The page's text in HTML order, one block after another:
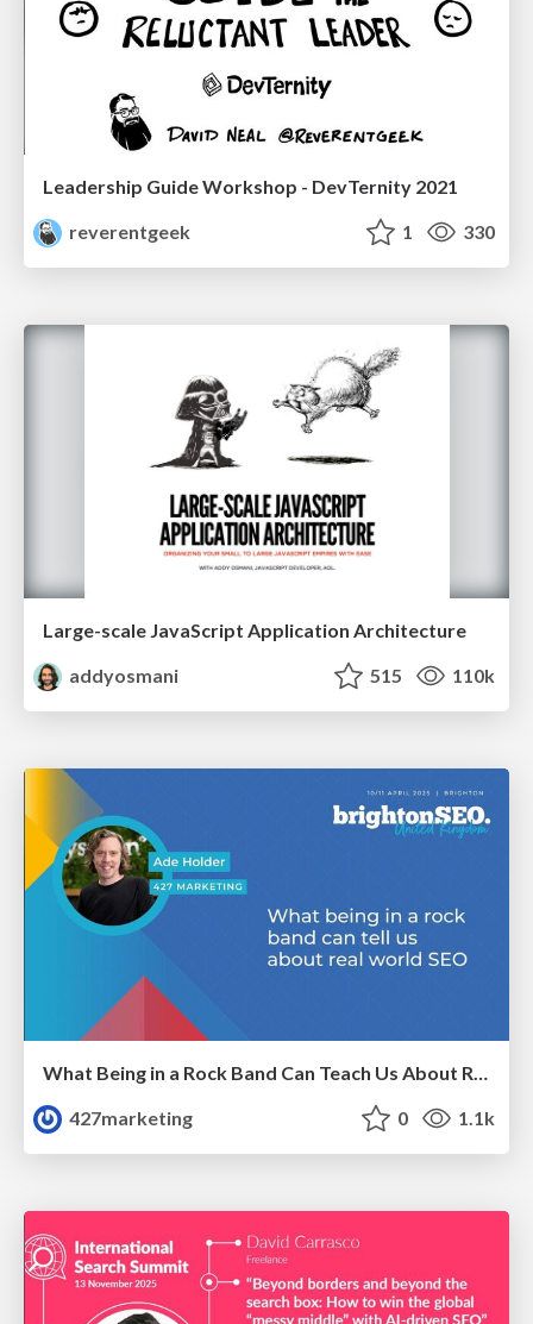
Leadership Guide Workshop - DevTernity 2021
reverentgeek
1 330
Large-scale JavaScript Application Architecture
addyosmani
515 110k
What Being in a Rock Band Can Teach Us About Real World SEO
427marketing
0 1.1k